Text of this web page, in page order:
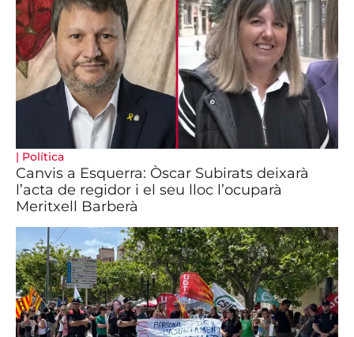
| Política
Canvis a Esquerra: Òscar Subirats deixarà
l’acta de regidor i el seu lloc l’ocuparà
Meritxell Barberà